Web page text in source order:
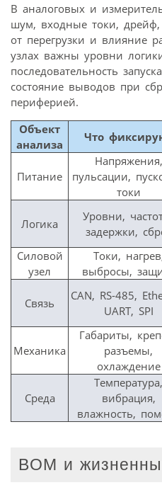
В аналоговых и
шум, входные токи, дрейф,
от перегрузки и влияние
узлах важны уровни
последовательность
состояние выводов при
периферией.
Объект
анализа
Что
Питание
Напряжения,
пульсации,
токи
Логика
Уровни,
задержки,
Силовой
узел
Токи,
выбросы,
Связь
CAN, RS-485,
UART, SPI
Механика
Габариты,
разъемы,
охлаждение
Среда
Температура,
вибрация,
влажность,
BOM и